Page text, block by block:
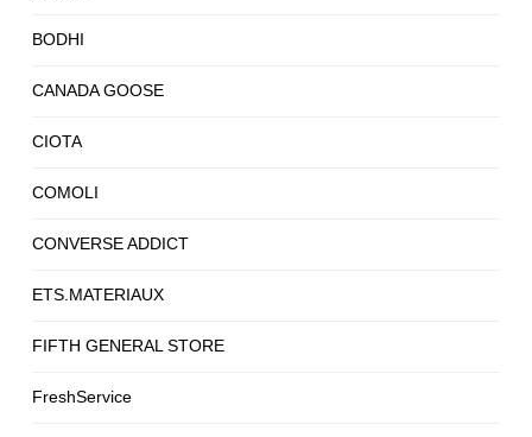
BODHI
CANADA GOOSE
CIOTA
COMOLI
CONVERSE ADDICT
ETS.MATERIAUX
FIFTH GENERAL STORE
FreshService